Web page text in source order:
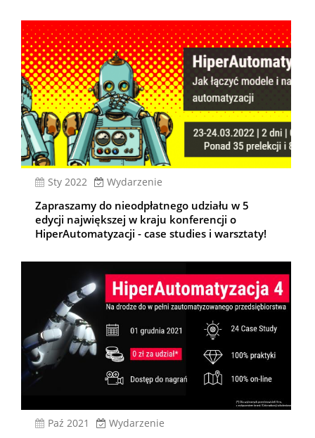
sty 2022 Wydarzenie
Zapraszamy do nieodpłatnego udziału w 5
edycji największej w kraju konferencji o
HiperAutomatyzacji - case studies i warsztaty!
paź 2021 Wydarzenie